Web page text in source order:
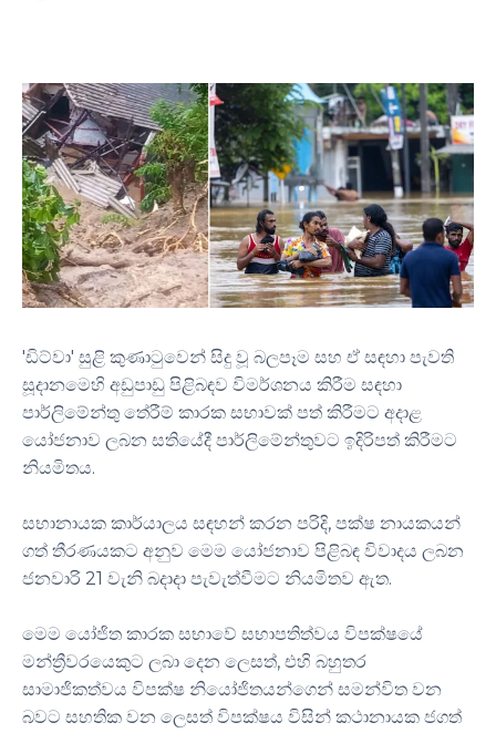
'ඩිට්වා' සුළි කුණාටුවෙන් සිදු වූ බලපෑම සහ ඒ සඳහා පැවති
සූදානමෙහි අඩුපාඩු පිළිබඳව විමර්ශනය කිරීම සඳහා
පාර්ලිමේන්තු තේරීම් කාරක සභාවක් පත් කිරීමට අදාළ
යෝජනාව ලබන සතියේදී පාර්ලිමේන්තුවට ඉදිරිපත් කිරීමට
නියමිතය.
සභානායක කාර්යාලය සඳහන් කරන පරිදි, පක්ෂ නායකයන්
ගත් තීරණයකට අනුව මෙම යෝජනාව පිළිබඳ විවාදය ලබන
ජනවාරි 21 වැනි බදාදා පැවැත්වීමට නියමිතව ඇත.
මෙම යෝජිත කාරක සභාවේ සභාපතිත්වය විපක්ෂයේ
මන්ත්‍රීවරයෙකුට ලබා දෙන ලෙසත්, එහි බහුතර
සාමාජිකත්වය විපක්ෂ නියෝජිතයන්ගෙන් සමන්විත වන
බවට සහතික වන ලෙසත් විපක්ෂය විසින් කථානායක ජගත්